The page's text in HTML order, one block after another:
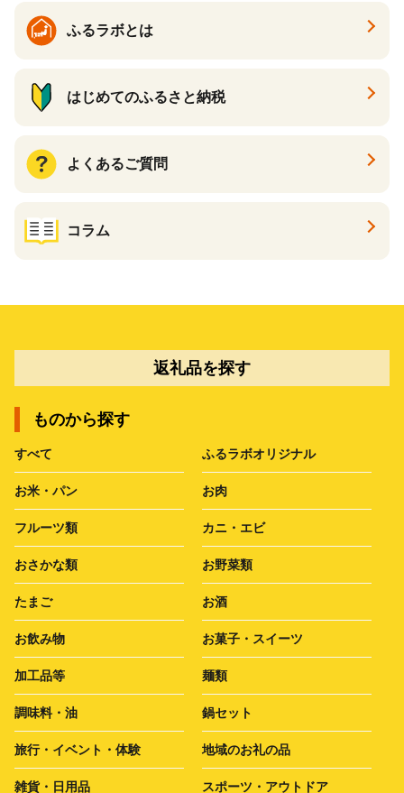
ふるラボとは
はじめてのふるさと納税
よくあるご質問
コラム
返礼品を探す
ものから探す
すべて ふるラボオリジナル
お米・パン お肉
フルーツ類 カニ・エビ
おさかな類 お野菜類
たまご お酒
お飲み物 お菓子・スイーツ
加工品等 麺類
調味料・油 鍋セット
旅行・イベント・体験 地域のお礼の品
雑貨・日用品 スポーツ・アウトドア